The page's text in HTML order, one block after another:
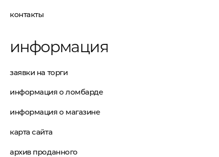
контакты
информация
заявки на торги
информация о ломбарде
информация о магазине
карта сайта
архив проданного